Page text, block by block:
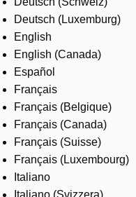
Contact us
Careers
Deutsch (Luxemburg)
English
English (Canada)
Español
Français
Français (Belgique)
Français (Canada)
Français (Suisse)
Français (Luxembourg)
Italiano
Italiano (Svizzera)